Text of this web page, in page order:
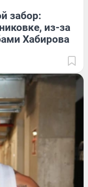
забор:
из-за
Хабирова